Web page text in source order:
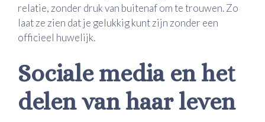
relatie, zonder druk van buitenaf om te trouwen. Zo
laat ze zien dat je gelukkig kunt zijn zonder een
officieel huwelijk.
Sociale media en het
delen van haar leven